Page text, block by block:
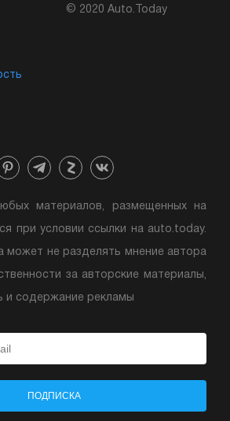
© 2020 Auto.Today
материалов, размещенных на
при условии ссылки на auto.today.
может не разделять мнение автора
за авторские материалы,
и содержание рекламы
ПОДПИСКА